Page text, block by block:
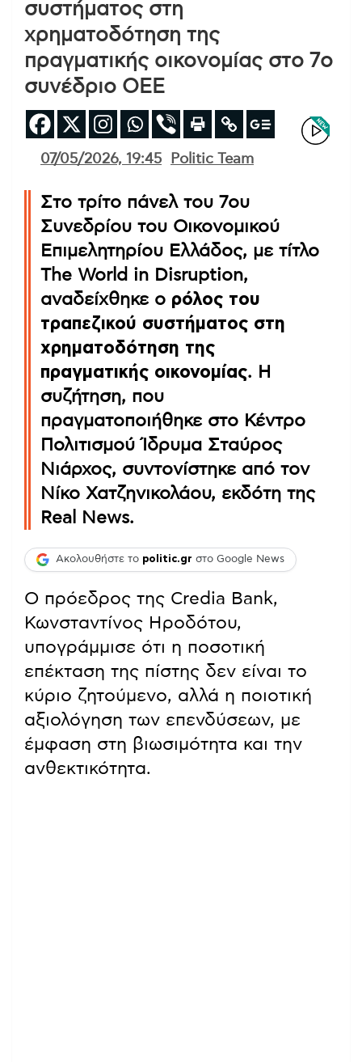
συστήματος στη
χρηματοδότηση της
πραγματικής οικονομίας στο 7ο
συνέδριο ΟΕΕ
07/05/2026, 19:45 Politic Team
Στο τρίτο πάνελ του 7ου
Συνεδρίου του Οικονομικού
Επιμελητηρίου Ελλάδος, με τίτλο
The World in Disruption,
αναδείχθηκε ο ρόλος του
τραπεζικού συστήματος στη
χρηματοδότηση της
πραγματικής οικονομίας. Η
συζήτηση, που
πραγματοποιήθηκε στο Κέντρο
Πολιτισμού Ίδρυμα Σταύρος
Νιάρχος, συντονίστηκε από τον
Νίκο Χατζηνικολάου, εκδότη της
Real News.
Ακολουθήστε το politic.gr στο Google News
Ο πρόεδρος της Credia Bank,
Κωνσταντίνος Ηροδότου,
υπογράμμισε ότι η ποσοτική
επέκταση της πίστης δεν είναι το
κύριο ζητούμενο, αλλά η ποιοτική
αξιολόγηση των επενδύσεων, με
έμφαση στη βιωσιμότητα και την
ανθεκτικότητα.